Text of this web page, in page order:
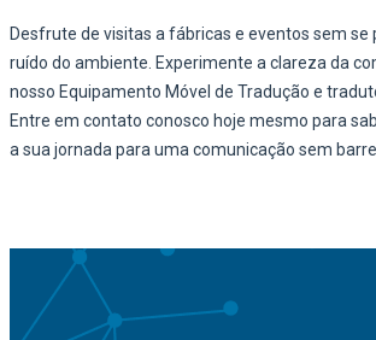
Desfrute de visitas a fábricas e eventos sem se
ruído do ambiente. Experimente a clareza da
nosso Equipamento Móvel de Tradução e
Entre em contato conosco hoje mesmo para
a sua jornada para uma comunicação sem